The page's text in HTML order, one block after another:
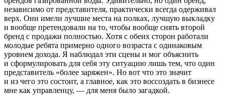
независимо от представителя, практически всегда одерживал
верх. Они имели лучшие места на полках, лучшую выкладку
и вообще претендовали на то, чтобы вообще снять второй
бренд с продажи полностью. Хотя с обеих сторон работали
молодые ребята примерно одного возраста с одинаковым
уровнем дохода. Я наблюдал эти сцены и мог объяснить
и сформулировать для себя эту ситуацию лишь тем, что один
представитель «более заряжен». Но вот что это значит
и из чего это состоит, а главное, как это воссоздать в бизнесе
мне как управленцу, — для меня было загадкой.